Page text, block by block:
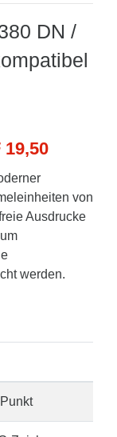
DN /
von
Ausdrucke
werden.